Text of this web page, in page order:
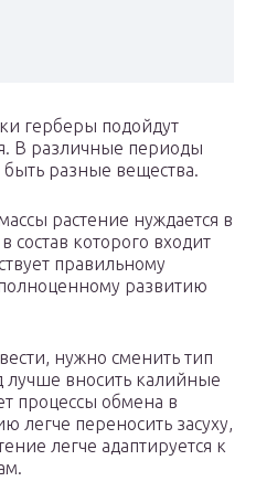
герберы подойдут
В различные периоды
разные вещества.
растение нуждается в
которого входит
правильному
развитию
нужно сменить тип
лучше вносить калийные
процессы обмена в
легче переносить засуху,
легче адаптируется к